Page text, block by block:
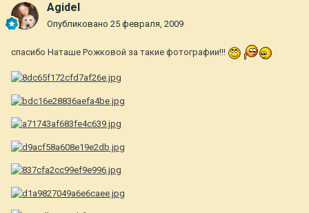
Agidel
Опубликовано 25 февраля, 2009
спасибо Наташе Рожковой за такие фотографии!!!